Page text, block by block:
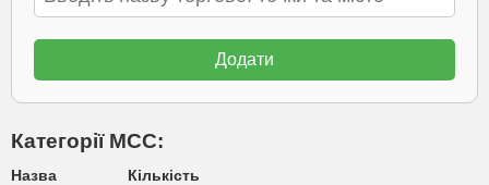
Категорії МСС:
Назва Кількість